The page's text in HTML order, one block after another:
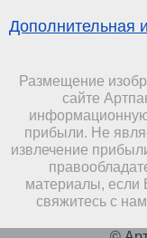
Дополнительная
Размещение
сайте
прибыли. Не
извлечение
материалы, если
свяжитесь с